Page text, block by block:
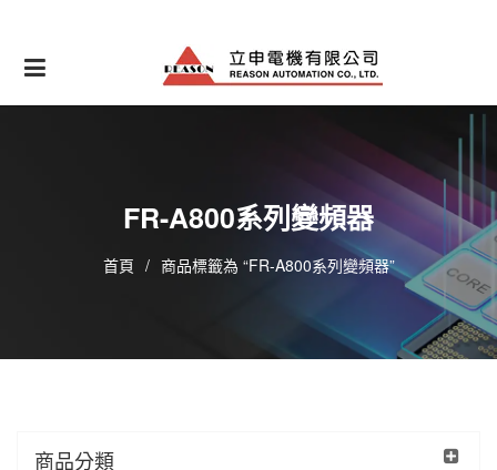
content
FR-A800系列變頻器
首頁 / 商品標籤為 “FR-A800系列變頻器”
商品分類